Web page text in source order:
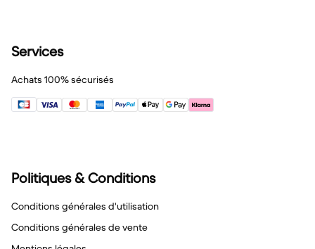
Services
Achats 100% sécurisés
Politiques & Conditions
Conditions générales d'utilisation
Conditions générales de vente